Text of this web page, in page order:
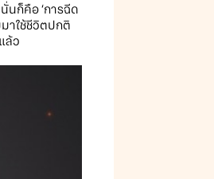
นก็คือ ‘การฉีด
าใช้ชีวิตปกติ
ล้ว